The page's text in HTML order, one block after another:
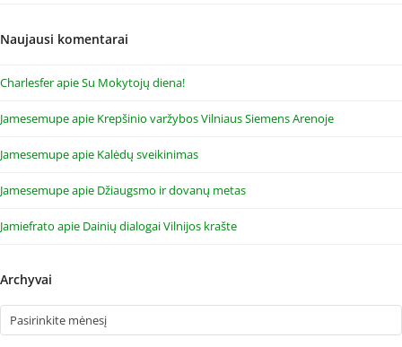
Naujausi komentarai
CharlesferapieSu Mokytojų diena!
Jamesemupeapie Krepšinio varžybos Vilniaus Siemens Arenoje
Jamesemupeapie Kalėdų sveikinimas
Jamesemupeapie Džiaugsmo ir dovanų metas
Jamiefrato apie Dainių dialogai Vilnijos krašte
Archyvai
Archyvai